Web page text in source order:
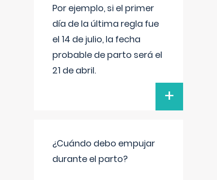
Por ejemplo, si el primer
día de la última regla fue
el 14 de julio, la fecha
probable de parto será el
21 de abril.
+
¿Cuándo debo empujar
durante el parto?